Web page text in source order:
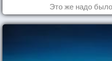
Это же надо